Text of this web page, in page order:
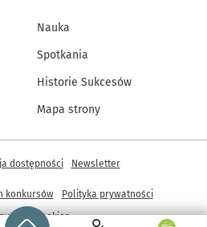
Strona główna - wroclaw.pl
Nauka
Spotkania
Historie Sukcesów
Mapa strony
dostępności Newsletter
konkursów
Polityka prywatności
cookies